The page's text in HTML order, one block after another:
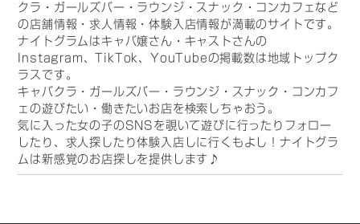
松本エリアのキャバクラやラウンジには、洗練された美意識
を持つ、華やかで知的な女性たちが選りすぐりで集結してい
ます。
抜群のビジュアルはもちろんのこと、松本ならではの「明る
くノリの良いキャラクター」を兼ね備えているのが特徴。お
一人様で静かに飲みたい夜から、仕事仲間や地元の友人とワ
イワイ賑やかに盛り上がりたい夜まで、どんなシーンでもフ
ロア全体を最高のおもてなし精神で包み込んでくれます。
クラ・ガールズバー・ラウンジ・スナック・コンカフェなど
の店舗情報・求人情報・体験入店情報が満載のサイトです。
ナイトグラムはキャバ嬢さん・キャストさんの
Instagram、TikTok、YouTubeの掲載数は地域トップク
ラスです。
キャバクラ・ガールズバー・ラウンジ・スナック・コンカフ
ェの遊びたい・働きたいお店を検索しちゃおう。
気に入った女の子のSNSを覗いて遊びに行ったりフォロー
したり、求人探したり体験入店しに行くもよし！ナイトグラ
ムは新感覚のお店探しを提供します♪